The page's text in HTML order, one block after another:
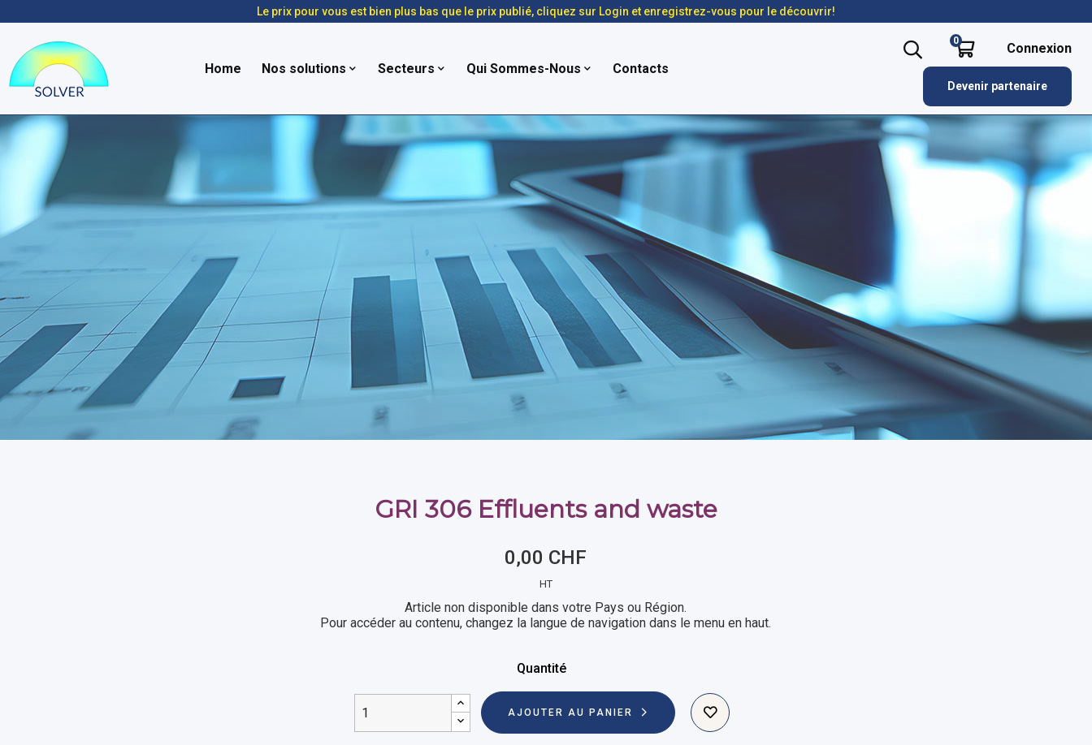
Le prix pour vous est bien plus bas que le prix publié, cliquez sur Login et enregistrez-vous pour le découvrir!
Home Nos solutions Secteurs Qui Sommes-Nous Contacts
0 Connexion
Devenir partenaire
GRI 306 Effluents and waste
0,00 CHF
HT
Article non disponible dans votre Pays ou Région.
Pour accéder au contenu, changez la langue de navigation dans le menu en haut.
Quantité
AJOUTER AU PANIER